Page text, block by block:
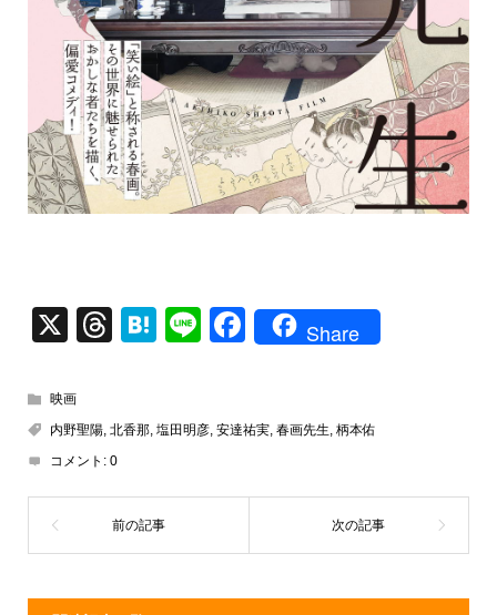
X
T
a
d
s
H
n
Li
F
e
o
Share
映画
内野聖陽, 北香那, 塩田明彦, 安達祐実, 春画先生 柄本佑
コメント: 0